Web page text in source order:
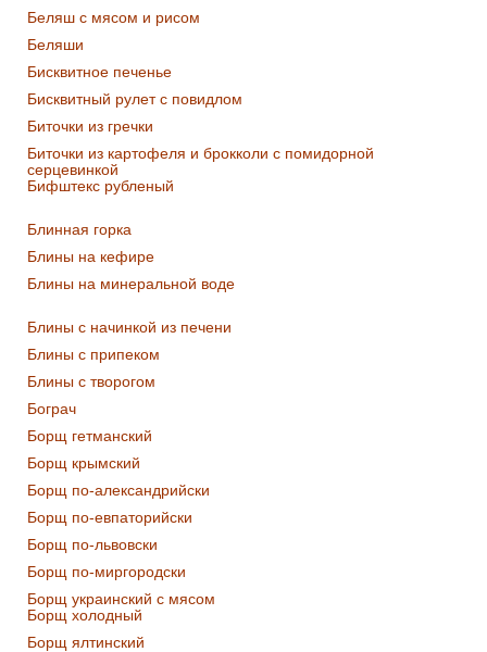
Беляш с мясом и рисом
Беляши
Бисквитное печенье
Бисквитный рулет с повидлом
Биточки из гречки
Биточки из картофеля и брокколи с помидорной
серцевинкой
Бифштекс рубленый
Блинная горка
Блины на кефире
Блины на минеральной воде
Блины с начинкой из печени
Блины с припеком
Блины с творогом
Бограч
Борщ гетманский
Борщ крымский
Борщ по-александрийски
Борщ по-евпаторийски
Борщ по-львовски
Борщ по-миргородски
Борщ украинский с мясом
Борщ холодный
Борщ ялтинский